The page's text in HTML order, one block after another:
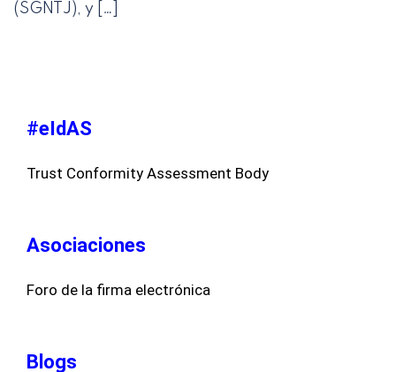
(SGNTJ), y […]
#eIdAS
Trust Conformity Assessment Body
Asociaciones
Foro de la firma electrónica
Blogs